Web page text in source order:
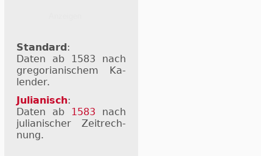
Standard :
Daten ab 1583 nach
gre­go­ri­a­ni­schem Ka­
len­der.
Julianisch:
Daten ab 1583 nach
ju­li­a­ni­scher Zeit­rech­
nung.